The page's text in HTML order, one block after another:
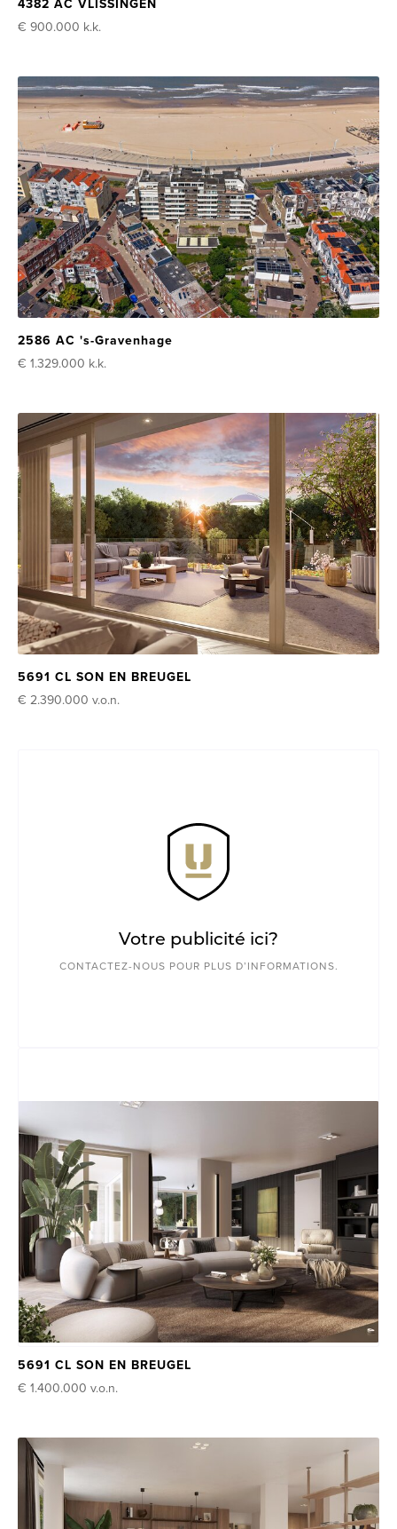
4382 AC VLISSINGEN
€ 900.000 k.k.
2586 AC 's-Gravenhage
€ 1.329.000 k.k.
5691 CL SON EN BREUGEL
€ 2.390.000 v.o.n.
Votre publicité ici?
CONTACTEZ-NOUS POUR PLUS D’INFORMATIONS.
5691 CL SON EN BREUGEL
€ 1.400.000 v.o.n.